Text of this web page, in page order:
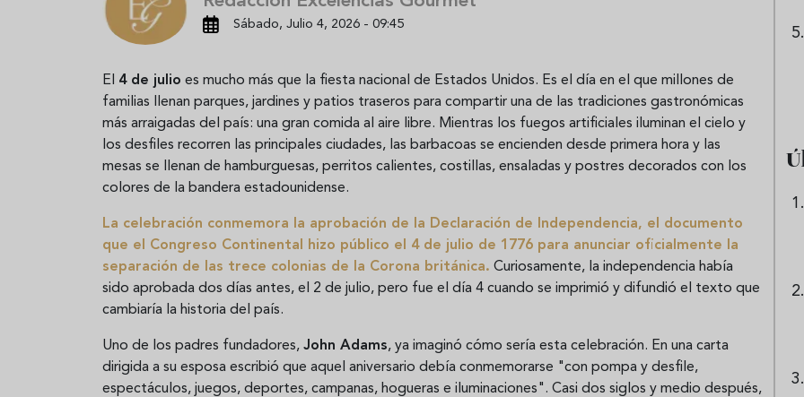
Sábado, Julio 4, 2026 - 09:45
El 4 de julio es mucho más que la fiesta nacional de Estados Unidos. Es el día en el que millones de
familias llenan parques, jardines y patios traseros para compartir una de las tradiciones gastronómicas
más arraigadas del país: una gran comida al aire libre. Mientras los fuegos artificiales iluminan el cielo y
los desfiles recorren las principales ciudades, las barbacoas se encienden desde primera hora y las
mesas se llenan de hamburguesas, perritos calientes, costillas, ensaladas y postres decorados con los
colores de la bandera estadounidense.
La celebración conmemora la aprobación de la Declaración de Independencia, el documento
que el Congreso Continental hizo público el 4 de julio de 1776 para anunciar oficialmente la
separación de las trece colonias de la Corona británica. Curiosamente, la independencia había
sido aprobada dos días antes, el 2 de julio, pero fue el día 4 cuando se imprimió y difundió el texto que
cambiaría la historia del país.
Uno de los padres fundadores, John Adams, ya imaginó cómo sería esta celebración. En una carta
dirigida a su esposa escribió que aquel aniversario debía conmemorarse "con pompa y desfile,
espectáculos, juegos, deportes, campanas, hogueras e iluminaciones". Casi dos siglos y medio después,